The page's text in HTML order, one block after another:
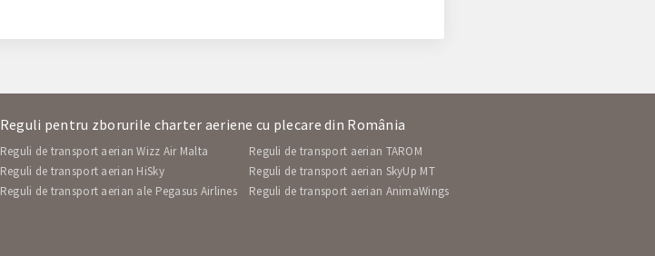
Reguli pentru zborurile charter aeriene cu plecare din România
Reguli de transport aerian Wizz Air Malta
Reguli de transport aerian HiSky
Reguli de transport aerian ale Pegasus Airlines
Reguli de transport aerian TAROM
Reguli de transport aerian SkyUp MT
Reguli de transport aerian AnimaWings